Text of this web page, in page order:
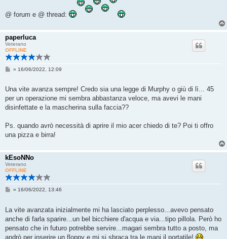
@ forum e @ thread:
paperluca
Veterano
OFFLINE
M
s
a
g
g
i
» 16/06/2022, 12:09
Una vite avanza sempre! Credo sia una legge di Murphy o giù di lì... 45
per un operazione mi sembra abbastanza veloce, ma avevi le mani
disinfettate e la mascherina sulla faccia??
Ps. quando avrò necessità di aprire il mio acer chiedo di te? Poi ti offro
una pizza e birra!
kEsoNNo
Veterano
OFFLINE
M
a
g
i
o
» 16/06/2022, 13:46
La vite avanzata inizialmente mi ha lasciato perplesso...avevo pensato
anche di farla sparire...un bel bicchiere d'acqua e via...tipo pillola. Però ho
pensato che in futuro potrebbe servire...magari sembra tutto a posto, ma
andrò per inserire un floppy e mi si sbraca tra le mani il portatile!